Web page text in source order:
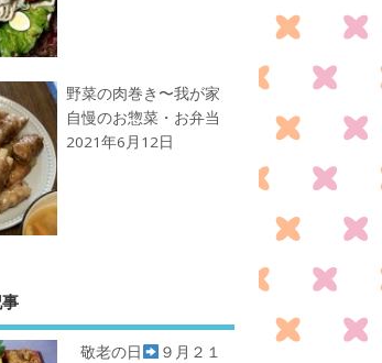
野菜の肉巻き〜我が家
自慢のお惣菜・お弁当
2021年6月12日
敬老の日
９月２１